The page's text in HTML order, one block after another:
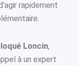
rapidement
Loncin,
à un expert